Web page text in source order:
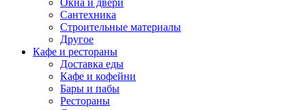
Окна и двери
Сантехника
Строительные материалы
Другое
Кафе и рестораны
Доставка еды
Кафе и кофейни
Бары и пабы
Рестораны